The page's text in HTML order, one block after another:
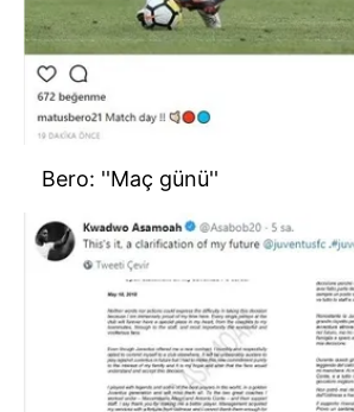
Bero: ''Maç günü''